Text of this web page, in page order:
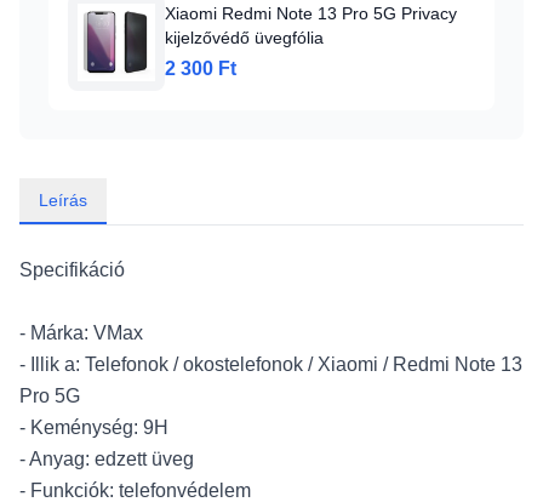
Xiaomi Redmi Note 13 Pro 5G Privacy
kijelzővédő üvegfólia
2 300 Ft
Leírás
Specifikáció
- Márka: VMax
- Illik a: Telefonok / okostelefonok / Xiaomi / Redmi Note 13
Pro 5G
- Keménység: 9H
- Anyag: edzett üveg
- Funkciók: telefonvédelem